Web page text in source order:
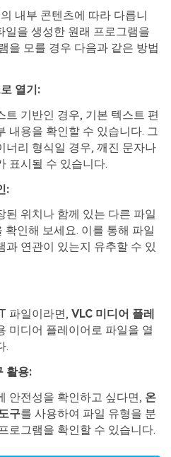
내부 콘텐츠에 따라 다릅니
일을 생성한 원래 프로그램을
을 모를 경우 다음과 같은 방법
열기:
트 기반인 경우, 기본 텍스트 편
내용을 확인할 수 있습니다. 그
너리 형식일 경우, 깨진 문자나
표시될 수 있습니다.
:
된 위치나 함께 있는 다른 파일
확인해 보세요. 이를 통해 파일
과 연관이 있는지 유추할 수 있
파일이라면, VLC 미디어 플레
미디어 플레이어로 파일을 열
.
활용:
안전성을 확인하고 싶다면, 온
구를 사용하여 파일 유형을 분
로그램을 확인할 수 있습니다.